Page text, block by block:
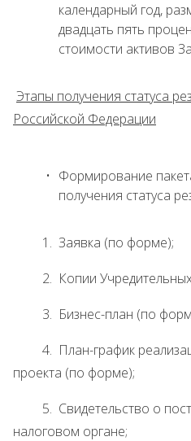
календарный год,
двадцать пять
стоимости активов
Этапы получения статуса
Российской Федерации
Формирование
получения статуса
1. Заявка (по форме);
2. Копии Учредительных
3. Бизнес-план (по
4. План-график
проекта (по форме);
5. Свидетельство о
налоговом органе;